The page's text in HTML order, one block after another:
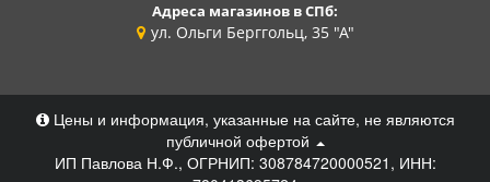
Адреса магазинов в СПб:
ул. Ольги Берггольц, 35 "А"
Цены и информация, указанные на сайте, не являются
публичной офертой
ИП Павлова Н.Ф., ОГРНИП: 308784720000521, ИНН: